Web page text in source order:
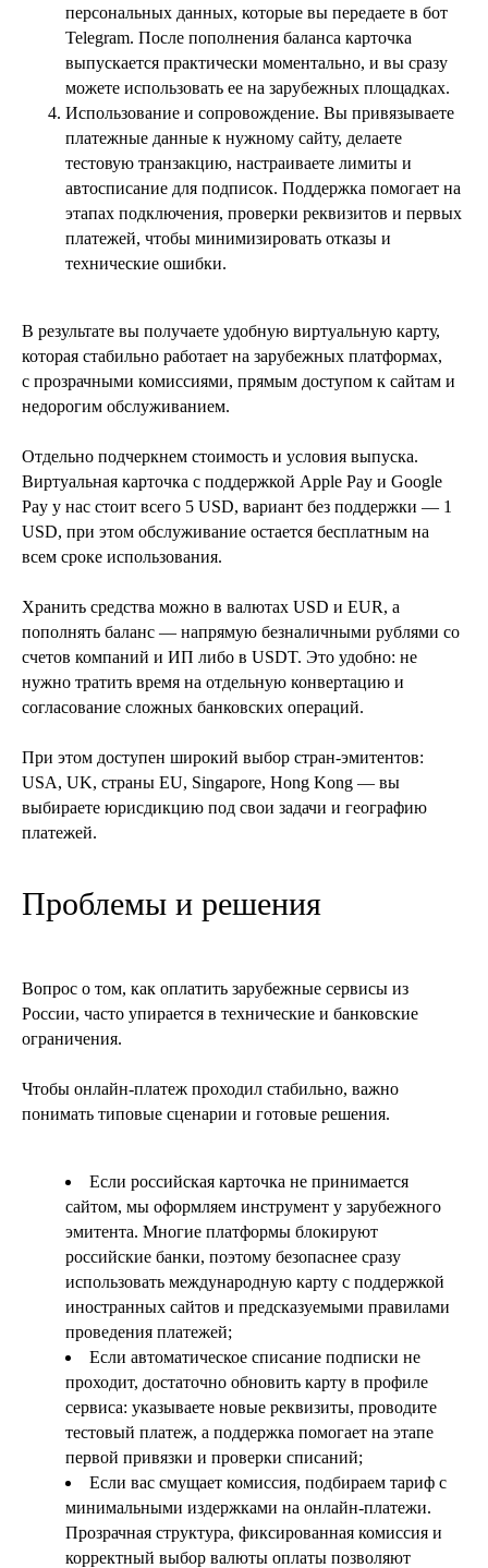
персональных данных, которые вы передаете в бот
Telegram. После пополнения баланса карточка
выпускается практически моментально, и вы сразу
можете использовать ее на зарубежных площадках.
Использование и сопровождение. Вы привязываете
платежные данные к нужному сайту, делаете
тестовую транзакцию, настраиваете лимиты и
автосписание для подписок. Поддержка помогает на
этапах подключения, проверки реквизитов и первых
платежей, чтобы минимизировать отказы и
технические ошибки.
В результате вы получаете удобную виртуальную карту,
которая стабильно работает на зарубежных платформах,
с прозрачными комиссиями, прямым доступом к сайтам и
недорогим обслуживанием.
Отдельно подчеркнем стоимость и условия выпуска.
Виртуальная карточка с поддержкой Apple Pay и Google
Pay у нас стоит всего 5 USD, вариант без поддержки — 1
USD, при этом обслуживание остается бесплатным на
всем сроке использования.
Хранить средства можно в валютах USD и EUR, а
пополнять баланс — напрямую безналичными рублями со
счетов компаний и ИП либо в USDT. Это удобно: не
нужно тратить время на отдельную конвертацию и
согласование сложных банковских операций.
При этом доступен широкий выбор стран-эмитентов:
USA, UK, страны EU, Singapore, Hong Kong — вы
выбираете юрисдикцию под свои задачи и географию
платежей.
Проблемы и решения
Вопрос о том, как оплатить зарубежные сервисы из
России, часто упирается в технические и банковские
ограничения.
Чтобы онлайн-платеж проходил стабильно, важно
понимать типовые сценарии и готовые решения.
Если российская карточка не принимается
сайтом, мы оформляем инструмент у зарубежного
эмитента. Многие платформы блокируют
российские банки, поэтому безопаснее сразу
использовать международную карту с поддержкой
иностранных сайтов и предсказуемыми правилами
проведения платежей;
Если автоматическое списание подписки не
проходит, достаточно обновить карту в профиле
сервиса: указываете новые реквизиты, проводите
тестовый платеж, а поддержка помогает на этапе
первой привязки и проверки списаний;
Если вас смущает комиссия, подбираем тариф с
минимальными издержками на онлайн-платежи.
Прозрачная структура, фиксированная комиссия и
корректный выбор валюты оплаты позволяют